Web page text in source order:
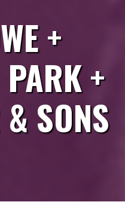
+
+
SONS